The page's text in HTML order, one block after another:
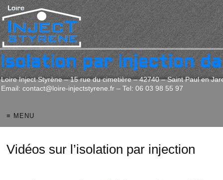
Isolation par injection
Loire Inject Styrène – 15 rue du cimetière – 42740 – Saint Paul en
Email: contact@loire-injectstyrene.fr – Tel: 06 03 98 55 97
≡ MENU
Vidéos sur l’isolation par injection